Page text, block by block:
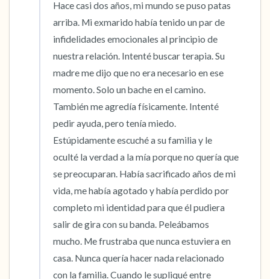
Hace casi dos años, mi mundo se puso patas
arriba. Mi exmarido había tenido un par de
infidelidades emocionales al principio de
nuestra relación. Intenté buscar terapia. Su
madre me dijo que no era necesario en ese
momento. Solo un bache en el camino.
También me agredía físicamente. Intenté
pedir ayuda, pero tenía miedo.
Estúpidamente escuché a su familia y le
oculté la verdad a la mía porque no quería que
se preocuparan. Había sacrificado años de mi
vida, me había agotado y había perdido por
completo mi identidad para que él pudiera
salir de gira con su banda. Peleábamos
mucho. Me frustraba que nunca estuviera en
casa. Nunca quería hacer nada relacionado
con la familia. Cuando le supliqué entre
5 – cosas que puedes ver (puedes mirar
dentro de la habitación y por la ventana)
4 – cosas que puedes sentir (¿qué hay frente
a ti que puedas tocar?)
3 – cosas que puedes oír
2 – cosas que puedes oler
1 – cosa que te gusta de ti mismo.
Respira hondo para terminar.